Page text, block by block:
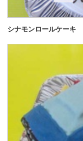
シナモンロールケーキ